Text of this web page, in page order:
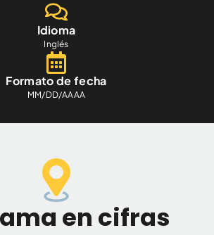
Idioma
Inglés
Formato de fecha
MM/DD/AAAA
en cifras